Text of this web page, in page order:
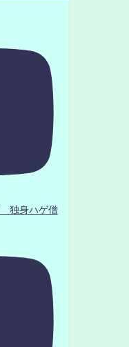
独身ハゲ僧